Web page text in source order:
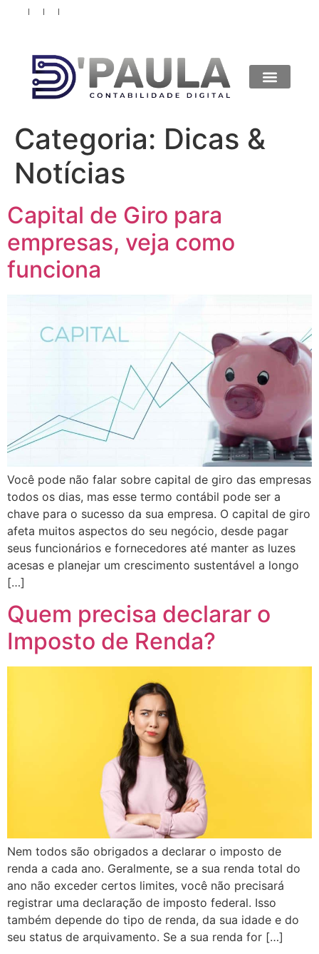
Categoria: Dicas &
Notícias
Capital de Giro para
empresas, veja como
funciona
Você pode não falar sobre capital de giro das empresas
todos os dias, mas esse termo contábil pode ser a
chave para o sucesso da sua empresa. O capital de giro
afeta muitos aspectos do seu negócio, desde pagar
seus funcionários e fornecedores até manter as luzes
acesas e planejar um crescimento sustentável a longo
[…]
Quem precisa declarar o
Imposto de Renda?
Nem todos são obrigados a declarar o imposto de
renda a cada ano. Geralmente, se a sua renda total do
ano não exceder certos limites, você não precisará
registrar uma declaração de imposto federal. Isso
também depende do tipo de renda, da sua idade e do
seu status de arquivamento. Se a sua renda for […]